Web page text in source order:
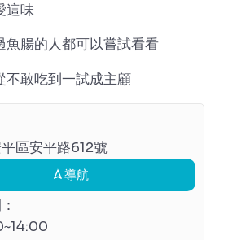
這味
魚腸的人都可以嘗試看看
不敢吃到一試成主顧
區安平路612號
導航